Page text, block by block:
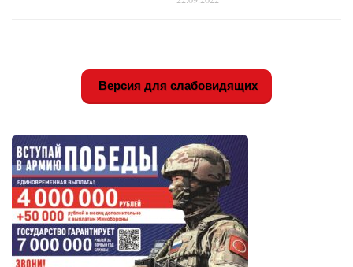
Версия для слабовидящих